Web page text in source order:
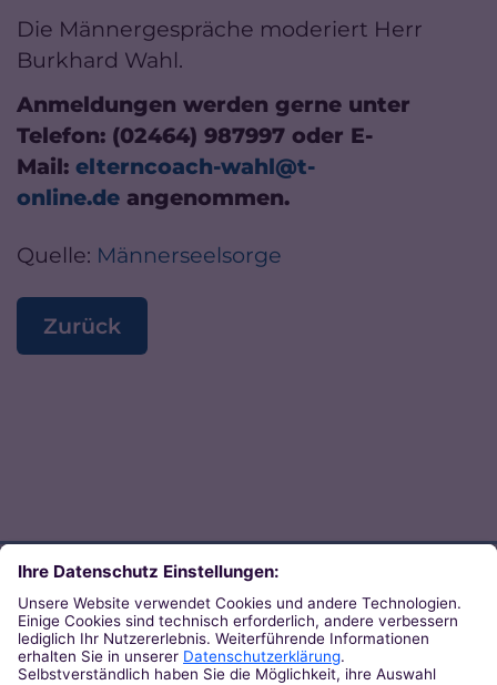
Die Männergespräche moderiert Herr
Burkhard Wahl.
Anmeldungen werden gerne unter
Telefon: (02464) 987997 oder E-
Mail: elterncoach-wahl@t-
online.de angenommen.
Quelle: Männerseelsorge
Zurück
Direkt zum Thema
Zu den Orten von Kirche